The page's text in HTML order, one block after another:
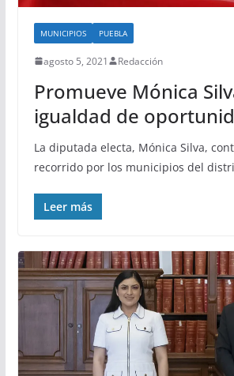
MUNICIPIOS PUEBLA
agosto 5, 2021 Redacción
Promueve Mónica
igualdad de
La diputada electa, Mónica Silva,
recorrido por los municipios del
Leer más